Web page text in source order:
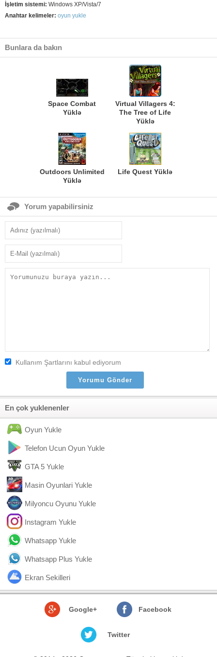
İşletim sistemi: Windows XP/Vista/7
Anahtar kelimeler: oyun yukle
Bunlara da bakın
Space Combat
Yüklə
Virtual Villagers 4:
The Tree of Life
Yüklə
Outdoors Unlimited
Yüklə
Life Quest Yüklə
Yorum yapabilirsiniz
Kullanım Şartlarını kabul ediyorum
En çok yuklenenler
Oyun Yukle
Telefon Ucun Oyun Yukle
GTA 5 Yukle
Masin Oyunlari Yukle
Milyoncu Oyunu Yukle
Instagram Yukle
Whatsapp Yukle
Whatsapp Plus Yukle
Ekran Sekilleri
Google+ Facebook
Twitter